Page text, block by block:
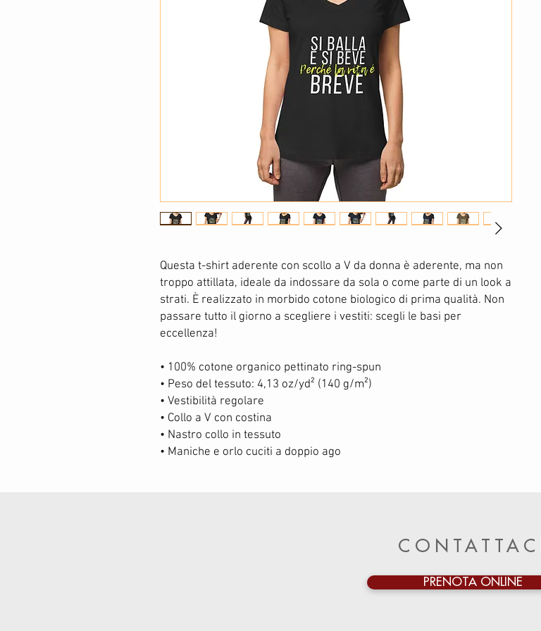
Questa t-shirt aderente con scollo a V da donna è aderente, ma non
troppo attillata, ideale da indossare da sola o come parte di un look a
strati. È realizzato in morbido cotone biologico di prima qualità. Non
passare tutto il giorno a scegliere i vestiti: scegli le basi per
eccellenza!
• 100% cotone organico pettinato ring-spun
• Peso del tessuto: 4,13 oz/yd² (140 g/m²)
• Vestibilità regolare
• Collo a V con costina
• Nastro collo in tessuto
• Maniche e orlo cuciti a doppio ago
CONTATTACI
PRENOTA ONLINE